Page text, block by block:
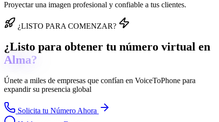
Proyectar una imagen profesional y confiable a tus clientes.
¿LISTO PARA COMENZAR?
¿Listo para obtener tu número virtual en
Alma?
Únete a miles de empresas que confían en VoiceToPhone para
expandir su presencia global
Solicita tu Número Ahora